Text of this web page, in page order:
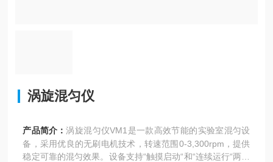
涡旋混匀仪
产品简介：涡旋混匀仪VM1是一款高效节能的实验室混匀设
备，采用优良的无刷电机技术，转速范围0-3,300rpm，提供
稳定可靠的混匀效果。设备支持“触摸启动“和“连续运行“两种